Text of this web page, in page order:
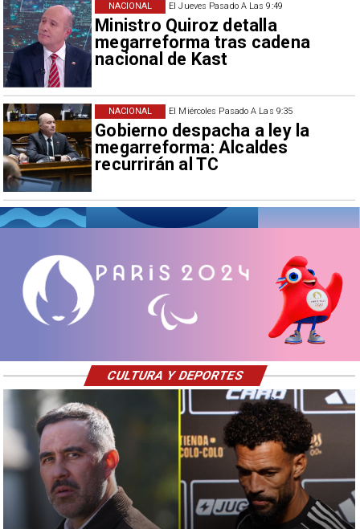
El Jueves Pasado A Las 9:49
Ministro Quiroz detalla
megarreforma tras cadena
nacional de Kast
NACIONAL
El Miércoles Pasado A Las 9:35
Gobierno despacha a ley la
megarreforma: Alcaldes
recurrirán al TC
NACIONAL
CULTURA Y DEPORTES